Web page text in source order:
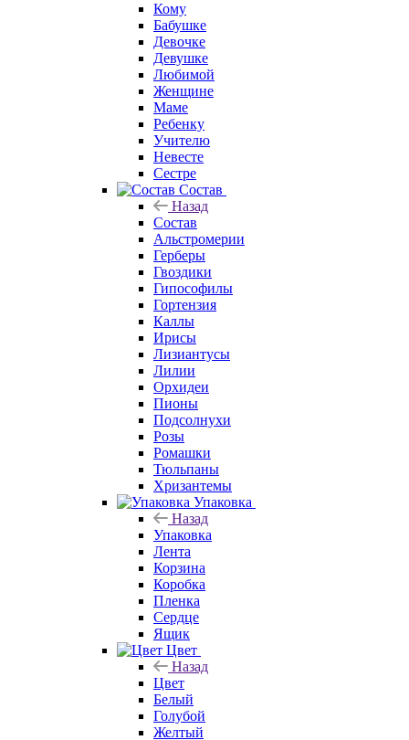
Кому
Бабушке
Девочке
Девушке
Любимой
Женщине
Маме
Ребенку
Учителю
Невесте
Сестре
Состав
Назад
Состав
Альстромерии
Герберы
Гвоздики
Гипософилы
Гортензия
Каллы
Ирисы
Лизиантусы
Лилии
Орхидеи
Пионы
Подсолнухи
Розы
Ромашки
Тюльпаны
Хризантемы
Упаковка
Назад
Упаковка
Лента
Корзина
Коробка
Пленка
Сердце
Ящик
Цвет
Назад
Цвет
Белый
Голубой
Желтый